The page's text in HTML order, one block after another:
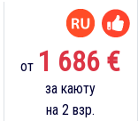
от 1 686 €
за каюту
на 2 взр.